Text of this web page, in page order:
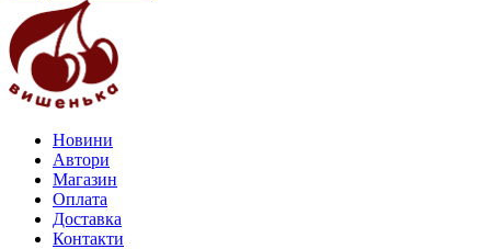
Новини
Автори
Магазин
Оплата
Доставка
Контакти